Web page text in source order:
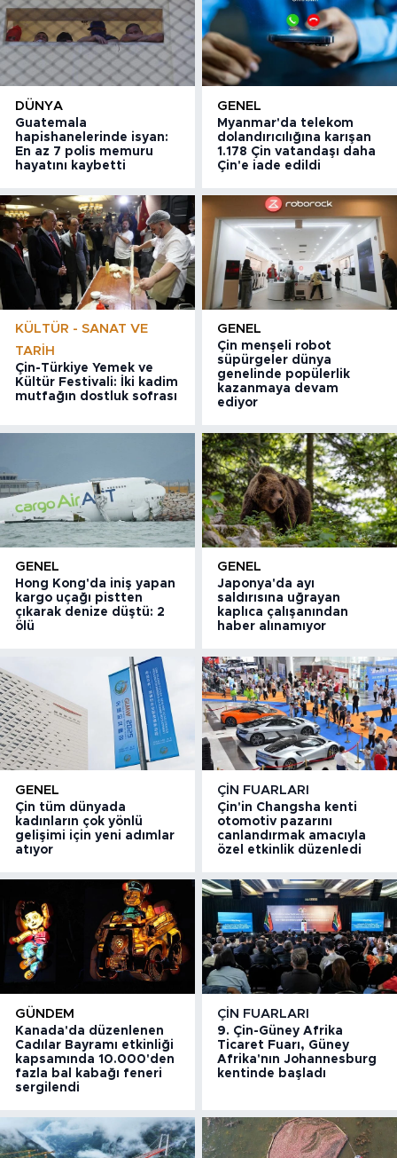
DÜNYA
Guatemala
hapishanelerinde isyan:
En az 7 polis memuru
hayatını kaybetti
GENEL
Myanmar'da telekom
dolandırıcılığına karışan
1.178 Çin vatandaşı daha
Çin'e iade edildi
KÜLTÜR - SANAT VE
TARIH
Çin-Türkiye Yemek ve
Kültür Festivali: İki kadim
mutfağın dostluk sofrası
GENEL
Çin menşeli robot
süpürgeler dünya
genelinde popülerlik
kazanmaya devam
ediyor
GENEL
Hong Kong'da iniş yapan
kargo uçağı pistten
çıkarak denize düştü: 2
ölü
GENEL
Japonya'da ayı
saldırısına uğrayan
kaplıca çalışanından
haber alınamıyor
GENEL
Çin tüm dünyada
kadınların çok yönlü
gelişimi için yeni adımlar
atıyor
ÇIN FUARLARI
Çin'in Changsha kenti
otomotiv pazarını
canlandırmak amacıyla
özel etkinlik düzenledi
GÜNDEM
Kanada'da düzenlenen
Cadılar Bayramı etkinliği
kapsamında 10.000'den
fazla bal kabağı feneri
sergilendi
ÇIN FUARLARI
9. Çin-Güney Afrika
Ticaret Fuarı, Güney
Afrika'nın Johannesburg
kentinde başladı